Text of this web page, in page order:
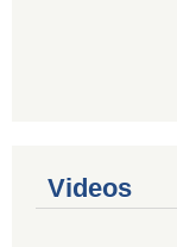
Videos